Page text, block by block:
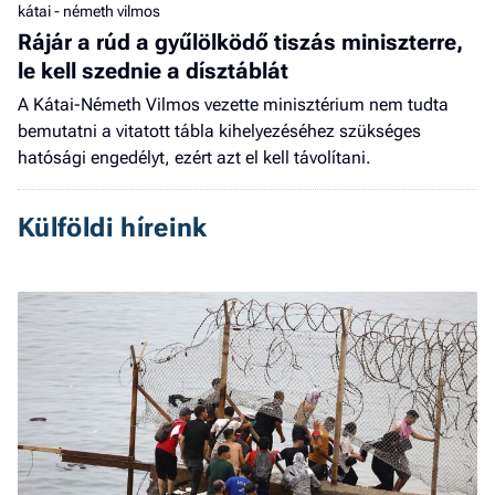
kátai - németh vilmos
Rájár a rúd a gyűlölködő tiszás miniszterre,
le kell szednie a dísztáblát
A Kátai-Németh Vilmos vezette minisztérium nem tudta
bemutatni a vitatott tábla kihelyezéséhez szükséges
hatósági engedélyt, ezért azt el kell távolítani.
Külföldi híreink